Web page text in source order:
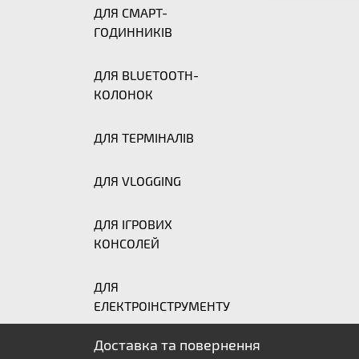
ДЛЯ СМАРТ-
ГОДИННИКІВ
ДЛЯ BLUETOOTH-
КОЛОНОК
ДЛЯ ТЕРМІНАЛІВ
ДЛЯ VLOGGING
ДЛЯ ІГРОВИХ
КОНСОЛЕЙ
ДЛЯ
ЕЛЕКТРОІНСТРУМЕНТУ
Доставка та повернення